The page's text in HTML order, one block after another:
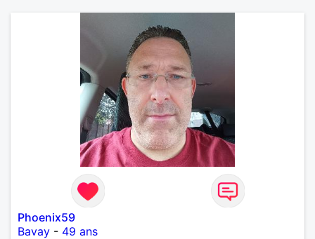
Phoenix59
Bavay - 49 ans